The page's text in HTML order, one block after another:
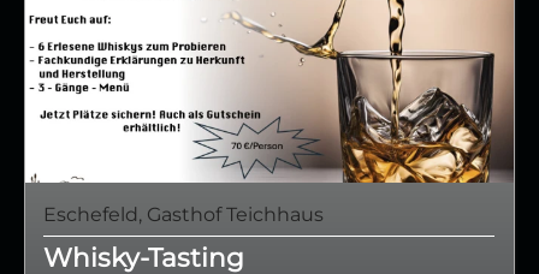
Eschefeld, Gasthof Teichhaus
Whisky-Tasting